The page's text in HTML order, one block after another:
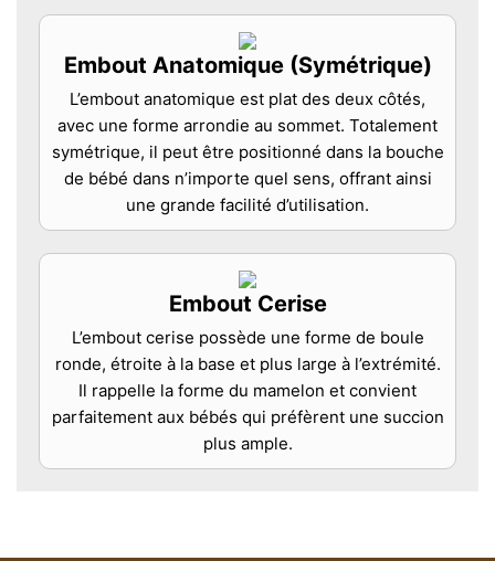
Embout Anatomique (Symétrique)
L’embout anatomique est plat des deux côtés,
avec une forme arrondie au sommet. Totalement
symétrique, il peut être positionné dans la bouche
de bébé dans n’importe quel sens, offrant ainsi
une grande facilité d’utilisation.
Embout Cerise
L’embout cerise possède une forme de boule
ronde, étroite à la base et plus large à l’extrémité.
Il rappelle la forme du mamelon et convient
parfaitement aux bébés qui préfèrent une succion
plus ample.